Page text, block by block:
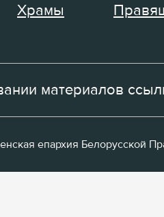
Храмы
материалов
епархия Белорусской